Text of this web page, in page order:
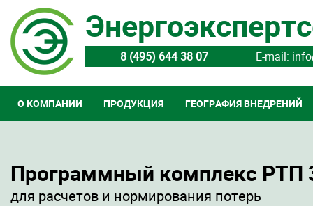
8 (495) 644 38 07 E-mail:
О КОМПАНИИ ПРОДУКЦИЯ ГЕОГРАФИЯ ВНЕДРЕНИЙ
Программный комплекс РТП
для расчетов и нормирования потерь